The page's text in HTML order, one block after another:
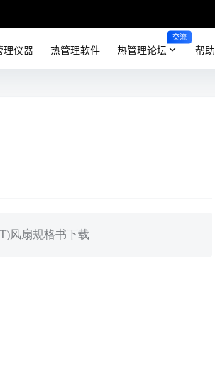
理仪器 热管理软件 热管理论坛
交流
帮助
风扇规格书下载